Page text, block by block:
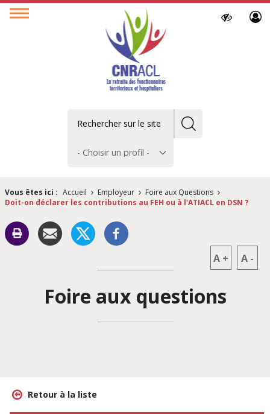
Paramètres
profil
Ouvrir
Vous êtes ici : Accueil Employeur
Foire aux Questions
Doit-on déclarer les contributions au FEH ou à l'ATIACL en DSN ?
A + A -
Foire aux questions
Retour à la liste